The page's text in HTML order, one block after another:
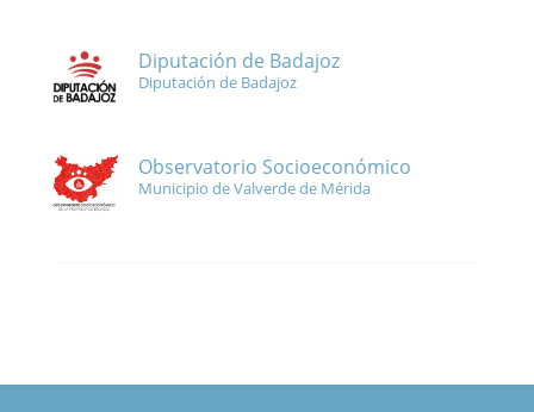
Diputación de Badajoz
Diputación de Badajoz
Observatorio Socioeconómico
Municipio de Valverde de Mérida